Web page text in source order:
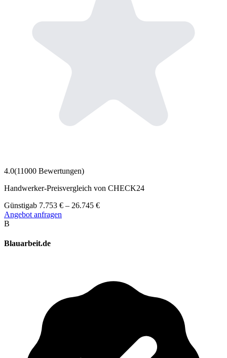
4.0(11000 Bewertungen)
Handwerker-Preisvergleich von CHECK24
Günstigab 7.753 € – 26.745 €
Angebot anfragen
B
Blauarbeit.de